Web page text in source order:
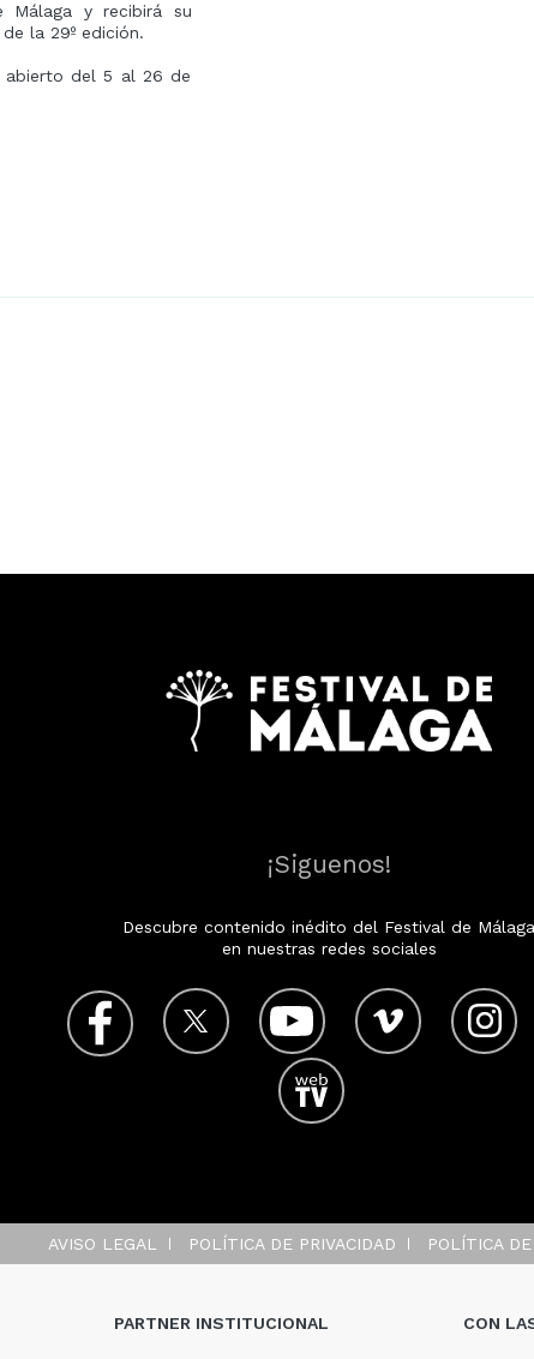
Málaga y recibirá su
la 29º edición.
abierto del 5 al 26 de
¡Siguenos!
Descubre contenido inédito del Festival de Málaga
en nuestras redes sociales
AVISO LEGAL POLÍTICA DE PRIVACIDAD POLÍTICA
PARTNER INSTITUCIONAL CON